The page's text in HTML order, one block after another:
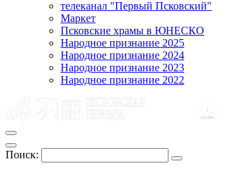
телеканал "Первый Псковский"
Маркет
Псковские храмы в ЮНЕСКО
Народное признание 2025
Народное признание 2024
Народное признание 2023
Народное признание 2022
Поиск: